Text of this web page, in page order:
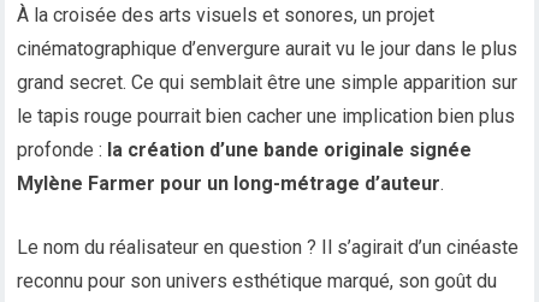
À la croisée des arts visuels et sonores, un projet
cinématographique d’envergure aurait vu le jour dans le plus
grand secret. Ce qui semblait être une simple apparition sur
le tapis rouge pourrait bien cacher une implication bien plus
profonde : la création d’une bande originale signée
Mylène Farmer pour un long-métrage d’auteur.
Le nom du réalisateur en question ? Il s’agirait d’un cinéaste
reconnu pour son univers esthétique marqué, son goût du